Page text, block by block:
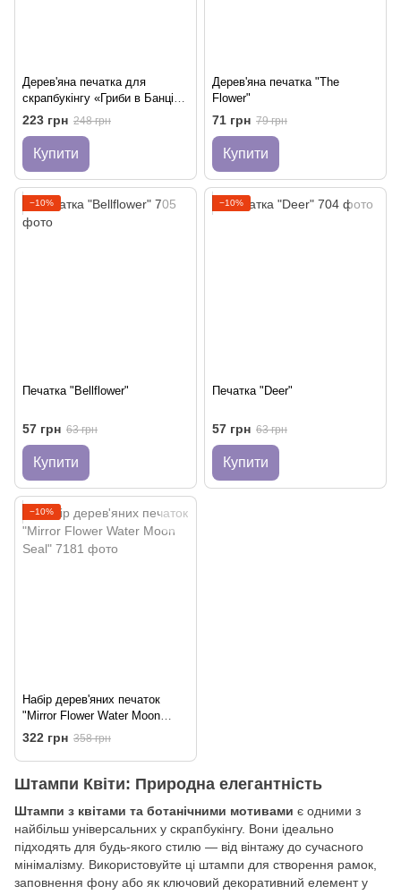
Дерев'яна печатка для
скрапбукінгу «Гриби в Банці»
(в крафтовій коробці)
223 грн 248 грн
Купити
Дерев'яна печатка "The
Flower"
71 грн 79 грн
Купити
−10%
Печатка "Bellflower"
57 грн 63 грн
Купити
−10%
Печатка "Deer"
57 грн 63 грн
Купити
−10%
Набір дерев'яних печаток
"Mirror Flower Water Moon
Seal"
322 грн 358 грн
Штампи Квіти: Природна елегантність
Штампи з квітами та ботанічними мотивами є одними з
найбільш універсальних у скрапбукінгу. Вони ідеально
підходять для будь-якого стилю — від вінтажу до сучасного
мінімалізму. Використовуйте ці штампи для створення рамок,
заповнення фону або як ключовий декоративний елемент у